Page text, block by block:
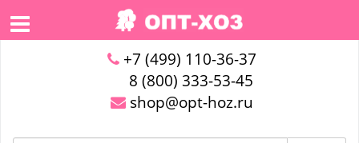
+7 (499) 110-36-37
8 (800) 333-53-45
shop@opt-hoz.ru